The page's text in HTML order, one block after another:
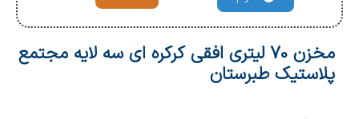
مخزن 70 لیتری افقی کرکره ای سه لایه مجتمع
پلاستیک طبرستان